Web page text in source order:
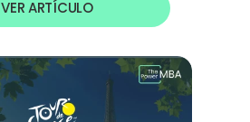
VER ARTÍCULO